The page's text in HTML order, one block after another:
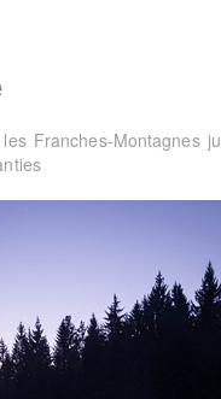
Franches-Montagnes